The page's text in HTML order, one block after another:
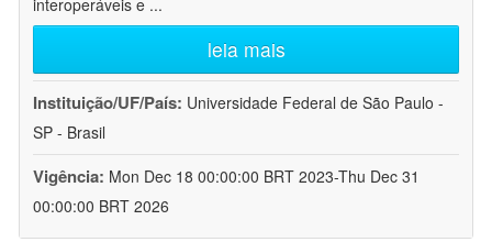
interoperáveis e ...
leia mais
Instituição/UF/País: Universidade Federal de São Paulo -
SP - Brasil
Vigência: Mon Dec 18 00:00:00 BRT 2023-Thu Dec 31
00:00:00 BRT 2026